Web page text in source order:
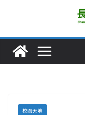
仁德醫專與
長庚科大連
校園天地